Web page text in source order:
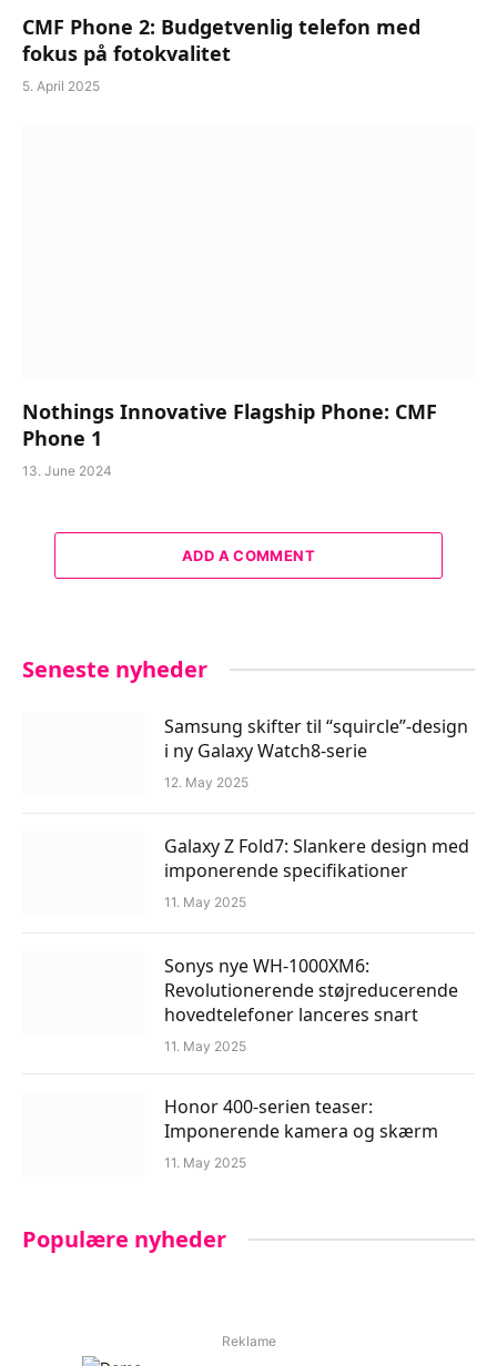
CMF Phone 2: Budgetvenlig telefon med
fokus på fotokvalitet
5. April 2025
Nothings Innovative Flagship Phone: CMF
Phone 1
13. June 2024
ADD A COMMENT
Seneste nyheder
Samsung skifter til “squircle”-design
i ny Galaxy Watch8-serie
12. May 2025
Galaxy Z Fold7: Slankere design med
imponerende specifikationer
11. May 2025
Sonys nye WH-1000XM6:
Revolutionerende støjreducerende
hovedtelefoner lanceres snart
11. May 2025
Honor 400-serien teaser:
Imponerende kamera og skærm
11. May 2025
Populære nyheder
Reklame